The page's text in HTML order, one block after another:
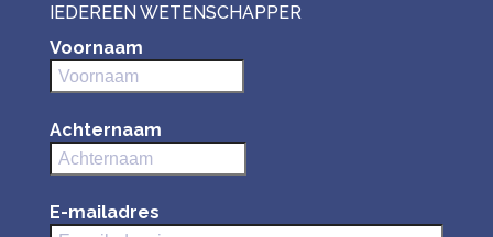
IEDEREEN WETENSCHAPPER
Voornaam
Achternaam
E-mailadres